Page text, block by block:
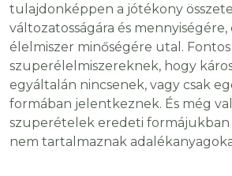
tulajdonképpen a jótékony
változatosságára és mennyiségére,
élelmiszer minőségére utal.
szuperélelmiszereknek, hogy
egyáltalán nincsenek, vagy csak
formában jelentkeznek. És még
szuperételek eredeti formájukban
nem tartalmaznak